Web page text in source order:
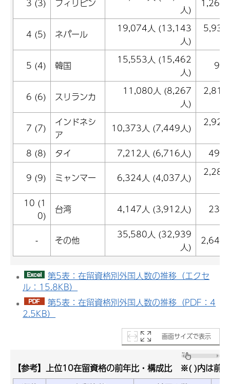
3 (3) フィリピン
人)
1,264
4 (5) ネパール
19,074人 (13,143
人)
5,931
5 (4) 韓国
15,553人 (15,462
人)
91
6 (6) スリランカ
11,080人 (8,267
人)
2,813
7 (7)
インドネシ
ア
10,373人 (7,449人) 2,924
8 (8) タイ 7,212人 (6,716人)
496
9 (9)
ミャンマー 6,324人 (4,037人) 2,287
10 (1
0)
台湾 4,147人 (3,912人) 235
- その他
35,580人 (32,939
人)
2,641
第5表：在留資格別外国人数の推移（エクセ
ル：15.8KB）
第5表：在留資格別外国人数の推移（PDF：4
2.5KB）
画面サイズで表示
【参考】上位10在留資格の前年比・構成比 ※( )内は前